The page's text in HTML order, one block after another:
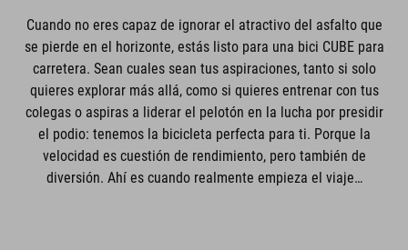
Cuando no eres capaz de ignorar el atractivo del asfalto que
se pierde en el horizonte, estás listo para una bici CUBE para
carretera. Sean cuales sean tus aspiraciones, tanto si solo
quieres explorar más allá, como si quieres entrenar con tus
colegas o aspiras a liderar el pelotón en la lucha por presidir
el podio: tenemos la bicicleta perfecta para ti. Porque la
velocidad es cuestión de rendimiento, pero también de
diversión. Ahí es cuando realmente empieza el viaje…